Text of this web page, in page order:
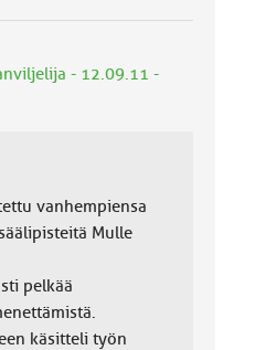
- 12.09.11 -
vanhempiensa
Mulle
pelkää
käsitteli työn